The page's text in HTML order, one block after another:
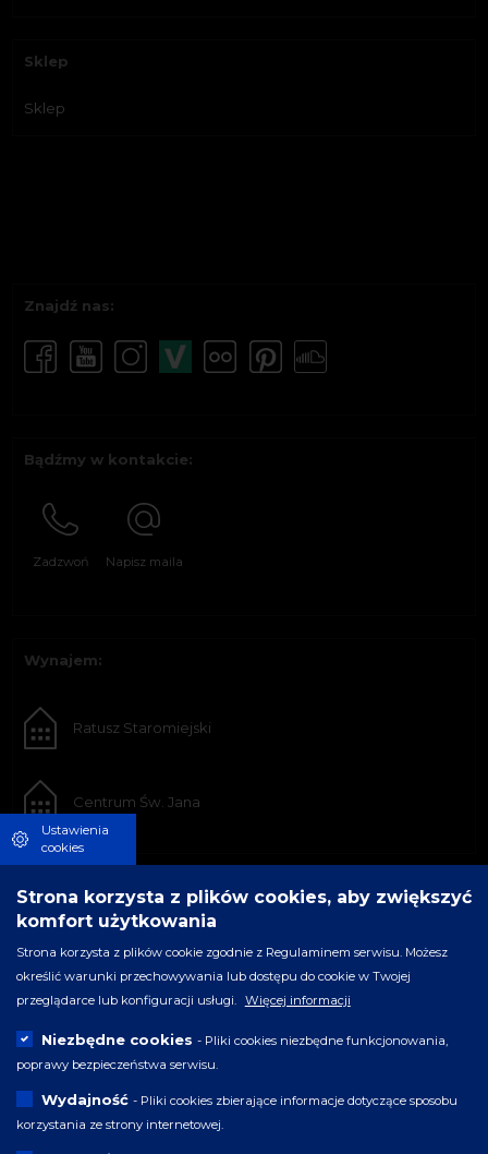
Sklep
Sklep
Znajdź nas:
Bądźmy w kontakcie:
Zadzwoń Napisz maila
Wynajem:
Ratusz Staromiejski
Centrum Św. Jana
Ustawienia
cookies
Strona korzysta z plików cookies, aby zwiększyć
komfort użytkowania
Strona korzysta z plików cookie zgodnie z Regulaminem serwisu. Możesz
określić warunki przechowywania lub dostępu do cookie w Twojej
przeglądarce lub konfiguracji usługi.
Więcej informacji
Niezbędne cookies - Pliki cookies niezbędne funkcjonowania,
poprawy bezpieczeństwa serwisu.
Wydajność - Pliki cookies zbierające informacje dotyczące sposobu
korzystania ze strony internetowej.